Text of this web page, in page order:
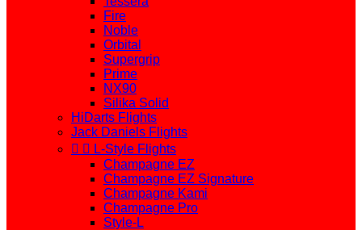
Fire
Noble
Orbital
Supergrip
Prime
NX90
Silika Solid
HiDarts Flights
Jack Daniels Flights
  L-Style Flights
Champagne EZ
Champagne EZ Signature
Champagne Kami
Champagne Pro
Style-L